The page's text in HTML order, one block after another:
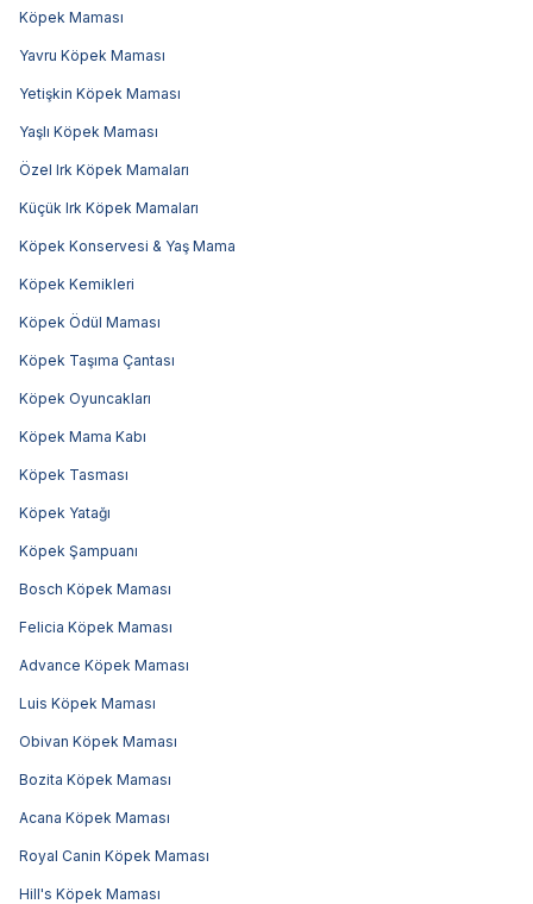
Köpek Maması
Yavru Köpek Maması
Yetişkin Köpek Maması
Yaşlı Köpek Maması
Özel Irk Köpek Mamaları
Küçük Irk Köpek Mamaları
Köpek Konservesi & Yaş Mama
Köpek Kemikleri
Köpek Ödül Maması
Köpek Taşıma Çantası
Köpek Oyuncakları
Köpek Mama Kabı
Köpek Tasması
Köpek Yatağı
Köpek Şampuanı
Bosch Köpek Maması
Felicia Köpek Maması
Advance Köpek Maması
Luis Köpek Maması
Obivan Köpek Maması
Bozita Köpek Maması
Acana Köpek Maması
Royal Canin Köpek Maması
Hill's Köpek Maması